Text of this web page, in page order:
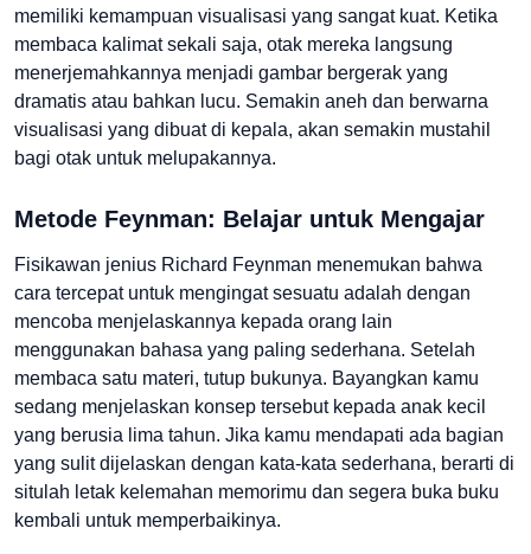
memiliki kemampuan visualisasi yang sangat kuat. Ketika
membaca kalimat sekali saja, otak mereka langsung
menerjemahkannya menjadi gambar bergerak yang
dramatis atau bahkan lucu. Semakin aneh dan berwarna
visualisasi yang dibuat di kepala, akan semakin mustahil
bagi otak untuk melupakannya.
Metode Feynman: Belajar untuk Mengajar
Fisikawan jenius Richard Feynman menemukan bahwa
cara tercepat untuk mengingat sesuatu adalah dengan
mencoba menjelaskannya kepada orang lain
menggunakan bahasa yang paling sederhana. Setelah
membaca satu materi, tutup bukunya. Bayangkan kamu
sedang menjelaskan konsep tersebut kepada anak kecil
yang berusia lima tahun. Jika kamu mendapati ada bagian
yang sulit dijelaskan dengan kata-kata sederhana, berarti di
situlah letak kelemahan memorimu dan segera buka buku
kembali untuk memperbaikinya.